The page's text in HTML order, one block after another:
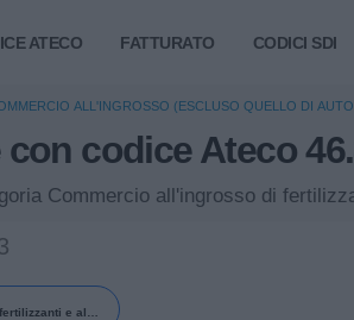
ATECO FATTURATO CODICI SDI
codice Ateco
Commercio all'ingrosso di
ALL'INGROSSO (ESCLUSO QUELLO DI
e altri